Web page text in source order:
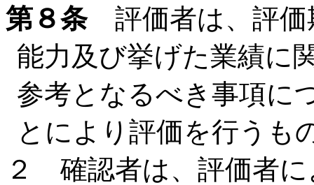
第８条評価者は、評価
能力及び挙げた業績に
参考となるべき事項に
とにより評価を行うも
２ 確認者は、評価者